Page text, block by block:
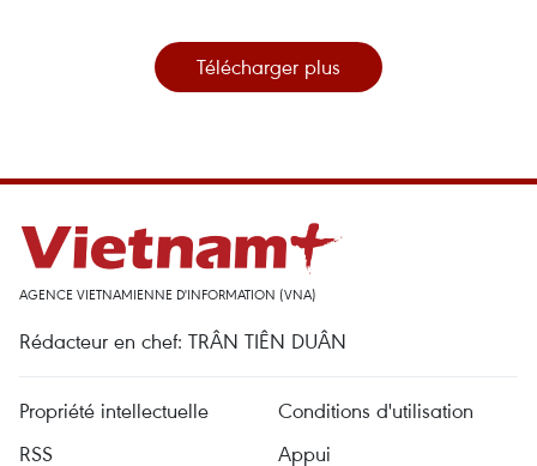
Télécharger plus
AGENCE VIETNAMIENNE D'INFORMATION (VNA)
Rédacteur en chef: TRÂN TIÊN DUÂN
Propriété intellectuelle
Conditions d'utilisation
RSS
Appui